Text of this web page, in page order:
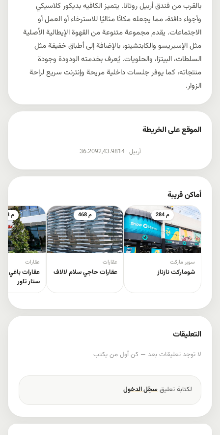
بالقرب من فندق أربيل روتانا. يتميز الكافيه بديكور كلاسيكي
وأجواء دافئة، مما يجعله مكانًا مثاليًا للاسترخاء أو العمل أو
الاجتماعات. يقدم مجموعة متنوعة من القهوة الإيطالية الأصلية
مثل الإسبريسو والكابتشينو، بالإضافة إلى أطباق خفيفة مثل
السلطات، البيتزا، والحلويات. يُعرف بخدمته الودودة وجودة
منتجاته، كما يوفر جلسات داخلية مريحة وإنترنت سريع لراحة
الزوار.
أماكن قريبة
284 م
سوبر ماركت
شوماركت نازناز
468 م
عقارات
عقارات حاجي سلام لالاف
473 م
عقارات
عقارات باغي
ستار تاور
التعليقات
لا توجد تعليقات بعد — كن أول من يكتب
لكتابة تعليقسجّل الدخول
الموقع على الخريطة
أربيل ·36.2092,43.9814